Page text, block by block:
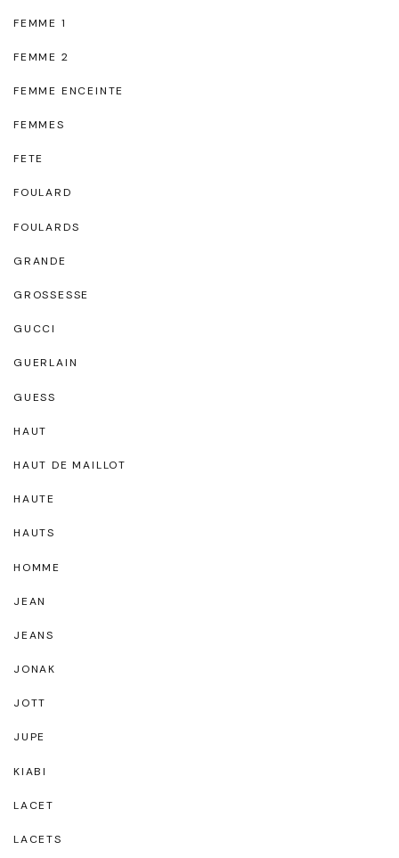
FEMME 1
FEMME 2
FEMME ENCEINTE
FEMMES
FETE
FOULARD
FOULARDS
GRANDE
GROSSESSE
GUCCI
GUERLAIN
GUESS
HAUT
HAUT DE MAILLOT
HAUTE
HAUTS
HOMME
JEAN
JEANS
JONAK
JOTT
JUPE
KIABI
LACET
LACETS